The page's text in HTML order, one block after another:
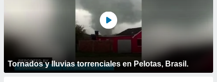
Tornados y lluvias torrenciales en Pelotas, Brasil.